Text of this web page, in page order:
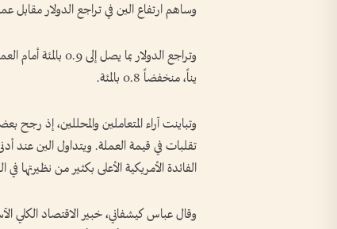
وساهم ارتفاع الين في تراجع الدولار
يناً، منخفضاً 0.8 بالمئة.
وتباينت آراء المتعاملين والمحللين، إذ
الفائدة الأمريكية الأعلى بكثير من نظيرتها
وقال ⁠عباس كيشفاني، خبير الاقتصاد الكلي